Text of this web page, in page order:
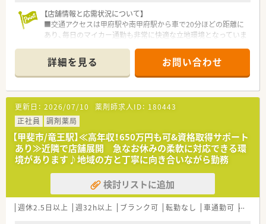
【店舗情報と応需状況について】
■交通アクセスは甲府駅や南甲府駅から車で20分ほどの距離に
あり、毎日のマイカー通勤も非常に快適な立地環境となっていま
■内科や小児科、消化器科、耳鼻科など多岐にわたる処方箋を1
日あたり40枚から50枚ほど応需し、地域医療を支えています。
■常勤薬剤師1名とパート5名の体制で、常時4名のスタッフが協
力しながら日々の調剤業務や服薬指導に取り組み、急なお休みに
も柔軟に対応していただける環境です。
【法人特徴について】
■山梨県内を中心に10店舗ほどの調剤薬局を多店舗展開してお
り、安定した経営基盤を持つ地域密着型の法人が運営しておりま
す。
■地域の方々から信頼されるかかりつけ薬局を目指しており、患
者さま一人ひとりに寄り添う温かい医療の提供を理念としてい
■老舗のチェーン薬局でありながら、全店対話式電子薬歴システ
ム、全自動分包機、薬袋印字装置、 処方せん二次元バーコード読
詳細を見る お問い合わせ
更新日： 2026/07/10 薬剤師求人ID： 180443
正社員
調剤薬局
【甲斐市/竜王駅】≪高年収！650万円も可&資格取得サポート
あり≫近隣で店舗展開 急なお休みの柔軟に対応できる環
境があります♪地域の方と丁寧に向き合いながら勤務
検討リストに追加
週休2.5日以上 週32h以上 ブランク可 転勤なし 車通勤可 高給